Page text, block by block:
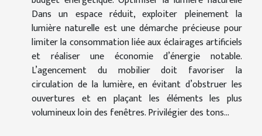
Dans un espace réduit, exploiter pleinement la
lumière naturelle est une démarche précieuse pour
limiter la consommation liée aux éclairages artificiels
et réaliser une économie d’énergie notable.
L’agencement du mobilier doit favoriser la
circulation de la lumière, en évitant d’obstruer les
ouvertures et en plaçant les éléments les plus
volumineux loin des fenêtres. Privilégier des tons...